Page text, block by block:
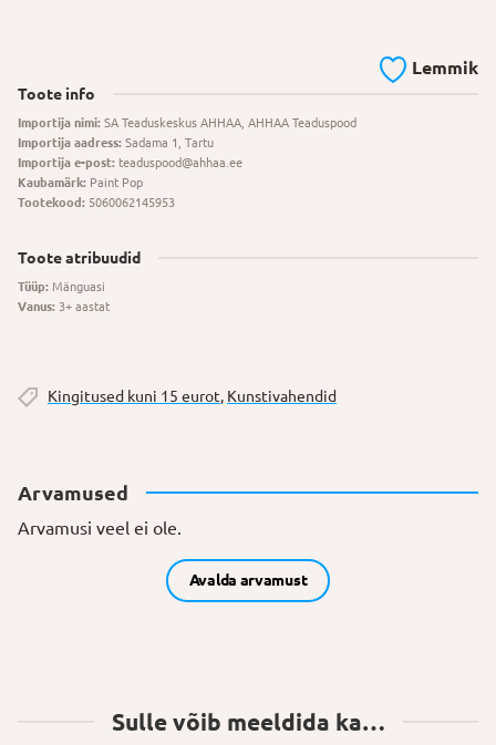
Lemmik
Toote info
Importija nimi: SA Teaduskeskus AHHAA, AHHAA Teaduspood
Importija aadress: Sadama 1, Tartu
Importija e-post: teaduspood@ahhaa.ee
Kaubamärk: Paint Pop
Tootekood: 5060062145953
Toote atribuudid
Tüüp: Mänguasi
Vanus: 3+ aastat
Kingitused kuni 15 eurot, Kunstivahendid
Arvamused
Arvamusi veel ei ole.
Avalda arvamust
Sulle võib meeldida ka…